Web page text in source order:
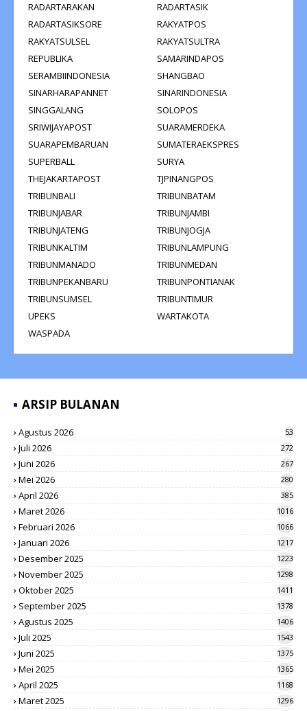
RADARTARAKAN
RADARTASIK
RADARTASIKSORE
RAKYATPOS
RAKYATSULSEL
RAKYATSULTRA
REPUBLIKA
SAMARINDAPOS
SERAMBIINDONESIA
SHANGBAO
SINARHARAPANNET
SINARINDONESIA
SINGGALANG
SOLOPOS
SRIWIJAYAPOST
SUARAMERDEKA
SUARAPEMBARUAN
SUMATERAEKSPRES
SUPERBALL
SURYA
THEJAKARTAPOST
TJPINANGPOS
TRIBUNBALI
TRIBUNBATAM
TRIBUNJABAR
TRIBUNJAMBI
TRIBUNJATENG
TRIBUNJOGJA
TRIBUNKALTIM
TRIBUNLAMPUNG
TRIBUNMANADO
TRIBUNMEDAN
TRIBUNPEKANBARU
TRIBUNPONTIANAK
TRIBUNSUMSEL
TRIBUNTIMUR
UPEKS
WARTAKOTA
WASPADA
ARSIP BULANAN
Agustus 2026 53
Juli 2026 272
Juni 2026 267
Mei 2026 280
April 2026 385
Maret 2026 1016
Februari 2026 1066
Januari 2026 1217
Desember 2025 1223
November 2025 1298
Oktober 2025 1411
September 2025 1378
Agustus 2025 1406
Juli 2025 1543
Juni 2025 1375
Mei 2025 1365
April 2025 1168
Maret 2025 1296